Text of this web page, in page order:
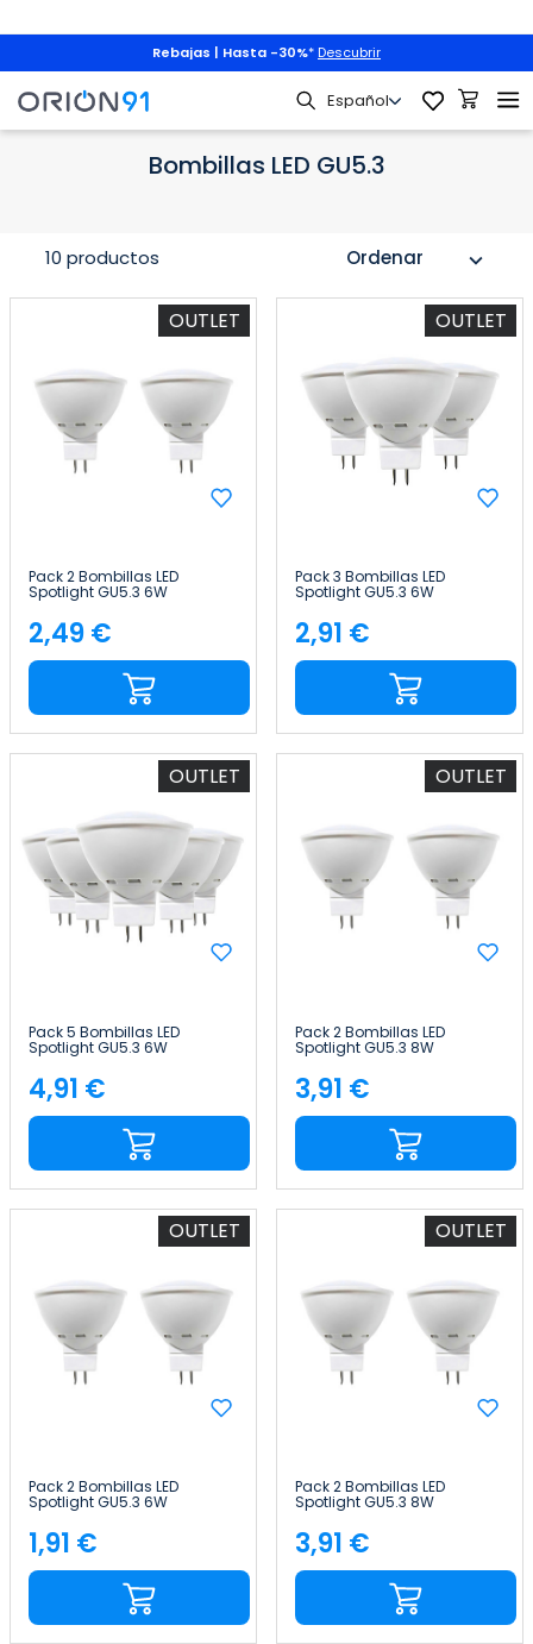
Rebajas | Hasta -30%*Descubrir
Bombillas y Accesorios Bombillas LED Bombillas LED GU5.3
Bombillas LED GU5.3
Ordenar expand_more
10 productos
OUTLET
Pack 2 Bombillas LED
Spotlight GU5.3 6W
Equi.50W 540lm 25000H
7hSevenOn LED
Precio
2,49 €
OUTLET
Pack 3 Bombillas LED
Spotlight GU5.3 6W
Equi.50W 540lm 3000K
15000H Primer Leader
Precio
2,91 €
OUTLET
Pack 5 Bombillas LED
Spotlight GU5.3 6W
Equi.50W 540lm 3000K
15000H Primer Leader
Precio
4,91 €
OUTLET
Pack 2 Bombillas LED
Spotlight GU5.3 8W
Equi.60W 700lm 4000K
25000H 7hSevenOn Premium
Precio
3,91 €
OUTLET
Pack 2 Bombillas LED
Spotlight GU5.3 6W
7hSevenOn Premium
Precio
1,91 €
OUTLET
Pack 2 Bombillas LED
Spotlight GU5.3 8W
25000H 7hSevenOn Premium
Precio
3,91 €